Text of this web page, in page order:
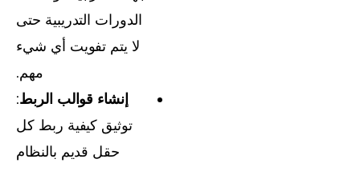
الدورات التدريبية حتى
لا يتم تفويت أي شيء
مهم.
إنشاء قوالب الربط:
توثيق كيفية ربط كل
حقل قديم بالنظام